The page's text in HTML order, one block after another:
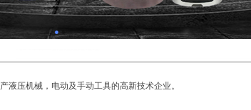
液压机械，电动及手动工具的高新技术企业。